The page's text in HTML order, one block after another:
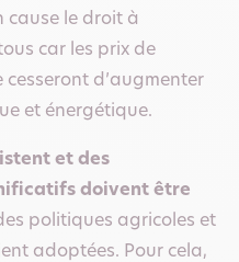
cause le droit à
car les prix de
cesseront d’augmenter
et énergétique.
et des
doivent être
politiques agricoles et
adoptées. Pour cela,